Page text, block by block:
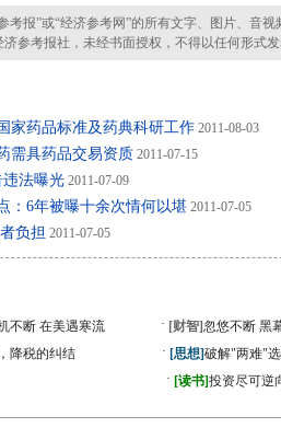
报”或“经济参考网”的所有文字、图片、音视
参考报社，未经书面授权，不得以任何形式
家药品标准及药典科研工作 2011-08-03
需具药品交易资质 2011-07-15
法曝光 2011-07-09
：6年被曝十余次情何以堪 2011-07-05
负担 2011-07-05
不断 在美遇寒流 · [财智]忽悠不断 黑
降税的纠结 · [思想]破解"两难"
· [读书]投资尽可逆